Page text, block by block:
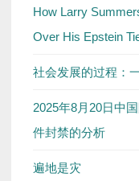
How Larry
Over His Epstein
社会发展的过程：
2025年8月20日中
件封禁的分析
遍地是灾